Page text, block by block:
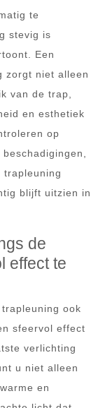
te
stevig is
Een
zorgt niet alleen
van de trap,
en esthetiek
op
trapleuning
blijft uitzien in
de
effect te
ook
sfeervol effect
verlichting
u niet alleen
en